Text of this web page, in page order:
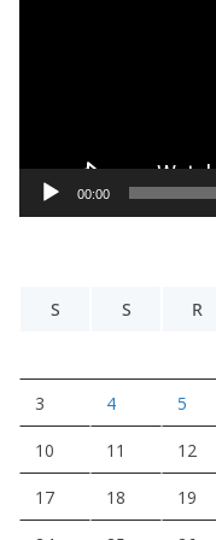
d
00:00
S
S R
3 4 5
10 11 12
17 18 19